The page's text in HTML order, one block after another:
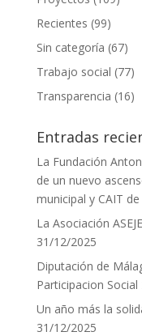
Recientes (99)
Sin categoría (67)
Trabajo social (77)
Transparencia (16)
Entradas
La Fundación
de un nuevo
municipal y CAIT
La Asociación
31/12/2025
Diputación de
Participacion Social
Un año más la
31/12/2025